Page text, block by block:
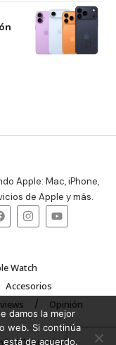
Apple: Mac, iPhone,
de Apple y más.
Watch
Accesorios
Opinión
| Design byUNXON
damos la mejor
web. Si continúa
de acuerdo.